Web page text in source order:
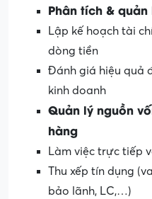
Phân tích &
Lập kế hoạch tài
dòng tiền
Đánh giá hiệu quả
kinh doanh
Quản lý nguồn
hàng
Làm việc trực tiếp
Thu xếp tín dụng
bảo lãnh, LC,…)